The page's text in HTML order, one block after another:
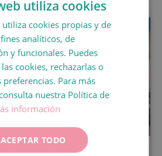
SPANISH
utiliza cookies
utiliza cookies propias y de
analíticos, de
y funcionales. Puedes
cookies, rechazarlas o
Para más
nuestra Política de
información
ACEPTAR TODO